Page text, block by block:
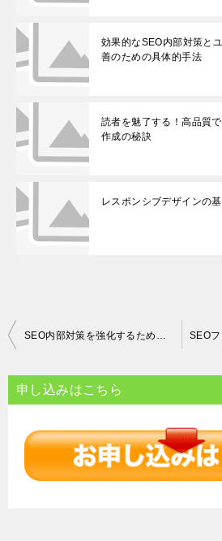
効果的なSEO内部対策と
善のための具体的手法
読者を魅了する！高品質
作成の秘訣
レスポンシブデザインの
投
ナ
SEO内部対策を強化するためのキーワード選定と内部リンク最適化ガイド
申し込みはこちら